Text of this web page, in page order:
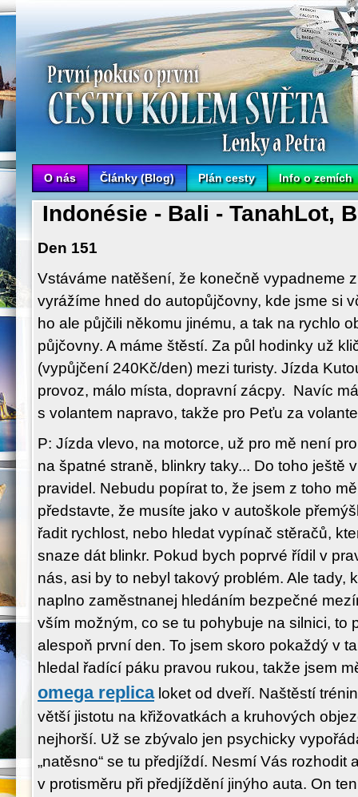
O nás Články (Blog) Plán cesty Info o zemích
Indonésie - Bali - TanahLot,
Den 151
Vstáváme natěšení, že konečně vypadneme
vyrážíme hned do autopůjčovny, kde jsme si
ho ale půjčili někomu jinému, a tak na rychlo
půjčovny. A máme štěstí. Za půl hodinky už
(vypůjčení 240Kč/den) mezi turisty. Jízda
provoz, málo místa, dopravní zácpy. Navíc
s volantem napravo, takže pro Peťu za
P: Jízda vlevo, na motorce, už pro mě není
na špatné straně, blinkry taky... Do toho ještě
pravidel. Nebudu popírat to, že jsem z toho
představte, že musíte jako v autoškole
řadit rychlost, nebo hledat vypínač stěračů,
snaze dát blinkr. Pokud bych poprvé řídil v
nás, asi by to nebyl takový problém. Ale tady,
naplno zaměstnanej hledáním bezpečné
vším možným, co se tu pohybuje na silnici, to
alespoň první den. To jsem skoro pokaždý v
hledal řadící páku pravou rukou, takže jsem
omega replicaloket od dveří. Naštěstí
větší jistotu na křižovatkách a kruhových
nejhorší. Už se zbývalo jen psychicky
„natěsno“ se tu předjíždí. Nesmí Vás rozhodit
v protisměru při předjíždění jinýho auta. On